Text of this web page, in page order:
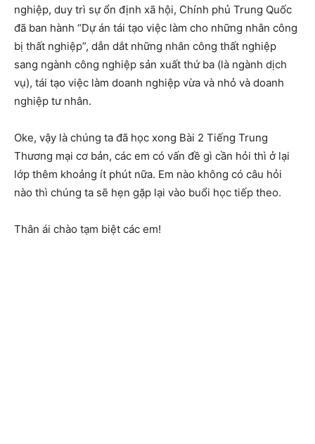
nghiệp, duy trì sự ổn định xã hội, Chính phủ Trung Quốc
đã ban hành “Dự án tái tạo việc làm cho những nhân công
bị thất nghiệp”, dẫn dắt những nhân công thất nghiệp
sang ngành công nghiệp sản xuất thứ ba (là ngành dịch
vụ), tái tạo việc làm doanh nghiệp vừa và nhỏ và doanh
nghiệp tư nhân.
Oke, vậy là chúng ta đã học xong Bài 2 Tiếng Trung
Thương mại cơ bản, các em có vấn đề gì cần hỏi thì ở lại
lớp thêm khoảng ít phút nữa. Em nào không có câu hỏi
nào thì chúng ta sẽ hẹn gặp lại vào buổi học tiếp theo.
Thân ái chào tạm biệt các em!